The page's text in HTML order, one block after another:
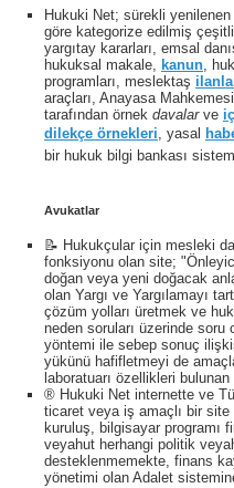
Hukuki Net; sürekli
göre kategorize edilmiş çeşitli
yargıtay kararları, emsal
hukuksal makale, kanun,
programları, meslektaş
araçları, Anayasa
tarafından örnek davalarve
dilekçe örnekleri, yasal
bir hukuk bilgi bankası
Avukatlar
📝 Hukukçular için mesleki
fonksiyonu olan site;
doğan veya yeni doğacak
olan Yargı ve Yargılamayı
çözüm yolları üretmek ve
neden soruları üzerinde
yöntemi ile sebep sonuç
yükünü hafifletmeyi de
laboratuarı özellikleri bulunan
® Hukuki Net internette ve
ticaret veya iş amaçlı bir
kuruluş, bilgisayar programı
veyahut herhangi politik
desteklenmemekte, finans
yönetimi olan Adalet